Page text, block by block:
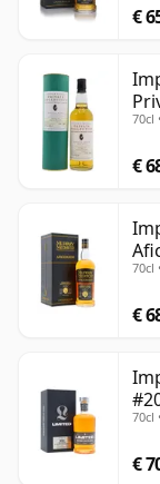
€
9
70cl
€
70cl
€
70cl
€